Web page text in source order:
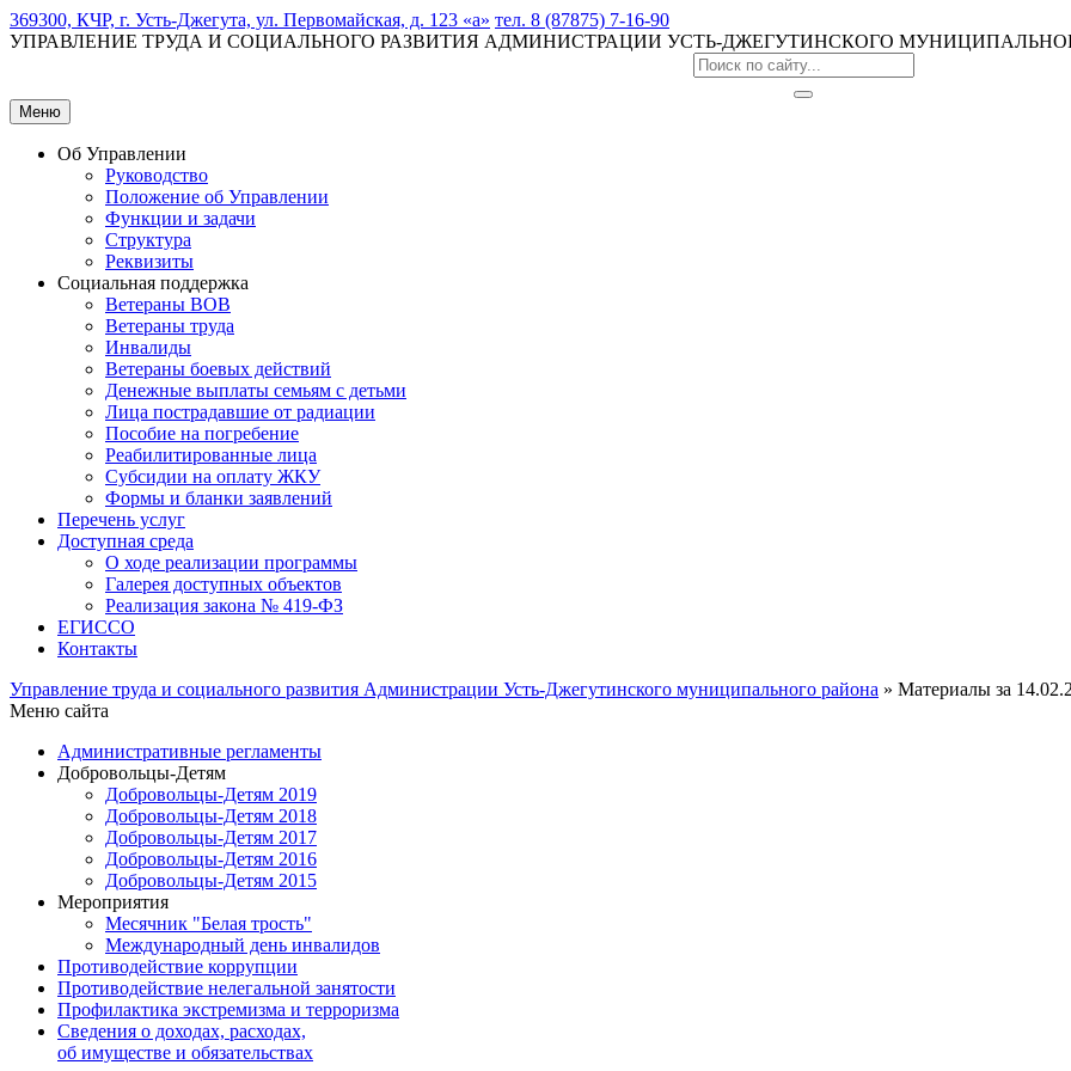
369300, КЧР, г. Усть-Джегута, ул. Первомайская, д. 123 «а» тел. 8 (87875) 7-16-90
УПРАВЛЕНИЕ ТРУДА И СОЦИАЛЬНОГО РАЗВИТИЯ АДМИНИСТРАЦИИ УСТЬ-ДЖЕГУТИНСКОГО
Меню
Об Управлении
Руководство
Положение об Управлении
Функции и задачи
Структура
Реквизиты
Социальная поддержка
Ветераны ВОВ
Ветераны труда
Инвалиды
Ветераны боевых действий
Денежные выплаты семьям с детьми
Лица пострадавшие от радиации
Пособие на погребение
Реабилитированные лица
Субсидии на оплату ЖКУ
Формы и бланки заявлений
Перечень услуг
Доступная среда
О ходе реализации программы
Галерея доступных объектов
Реализация закона № 419-ФЗ
ЕГИСCО
Контакты
Управление труда и социального развития Администрации Усть-Джегутинского муниципального района » Материалы за
Меню сайта
Административные регламенты
Добровольцы-Детям
Добровольцы-Детям 2019
Добровольцы-Детям 2018
Добровольцы-Детям 2017
Добровольцы-Детям 2016
Добровольцы-Детям 2015
Мероприятия
Месячник "Белая трость"
Международный день инвалидов
Противодействие коррупции
Противодействие нелегальной занятости
Профилактика экстремизма и терроризма
Сведения о доходах, расходах,
об имуществе и обязательствах